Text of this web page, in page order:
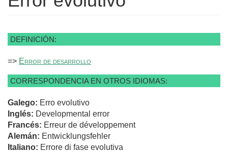
DEFINICIÓN:
=> Error de desarrollo
CORRESPONDENCIA EN OTROS IDIOMAS:
Galego: Erro evolutivo
Inglés: Developmental error
Francés: Erreur de développement
Alemán: Entwicklungsfehler
Italiano: Errore di fase evolutiva